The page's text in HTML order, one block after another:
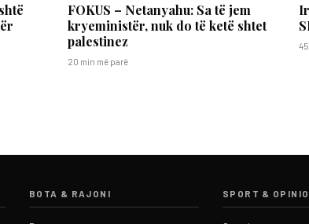
FOKUS – Netanyahu: Sa të jem
kryeministër, nuk do të ketë shtet
palestinez
20 min më parë
BOTA & RAJONI SPORT &